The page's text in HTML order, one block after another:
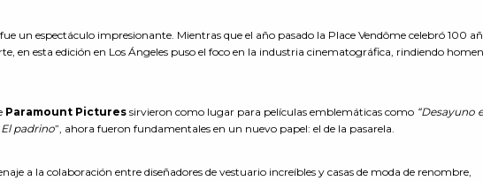
fue un espectáculo impresionante. Mientras que el año pasado la Place Vendôme celebró 100
en esta edición en Los Ángeles puso el foco en la industria cinematográfica, rindiendo
Paramount Pictures sirvieron como lugar para películas emblemáticas como “Desayuno
El padrino”, ahora fueron fundamentales en un nuevo papel: el de la pasarela.
a la colaboración entre diseñadores de vestuario increíbles y casas de moda de renombre,